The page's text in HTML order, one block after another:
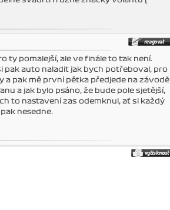
ty pomalejší, ale ve finále to tak není.
pak auto naladit jak bych potřeboval, pro
a pak mě první pětka předjede na závodě
a jak bylo psáno, že bude pole sjetější,
to nastavení zas odemknul, ať si každý
nesedne.